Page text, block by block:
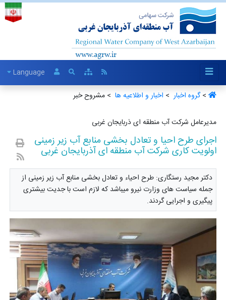
Language
>گروه اخبار ‏ > اخبار و اطلاعیه ها ‏ > مشروح خبر
مدیرعامل شرکت آب منطقه ای ذربایجان غربی
اجرای طرح احیا و تعادل بخشی منابع آب زیر زمینی
اولویت کاری شرکت آب منطقه ای آذربایجان غربی
دکتر مجید رستگاری: طرح احیاء و تعادل بخشی منابع آب زیر زمینی از
جمله سیاست های وزارت نیرو میباشد که لازم است با جدیت بیشتری
پیگیری و اجرایی گردند.